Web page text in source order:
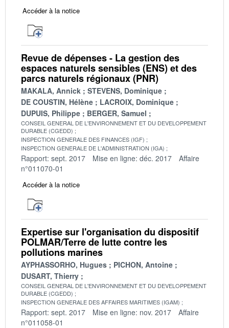
Accéder à la notice
Revue de dépenses - La gestion des
espaces naturels sensibles (ENS) et des
parcs naturels régionaux (PNR)
MAKALA, Annick
STEVENS, Dominique
DE COUSTIN, Hélène
LACROIX, Dominique
DUPUIS, Philippe
BERGER, Samuel
CONSEIL GENERAL DE L'ENVIRONNEMENT ET DU DEVELOPPEMENT
DURABLE (CGEDD)
INSPECTION GENERALE DES FINANCES (IGF)
INSPECTION GENERALE DE L'ADMINISTRATION (IGA)
Rapport: sept. 2017 Mise en ligne: déc. 2017
Affaire
n°011070-01
Accéder à la notice
Expertise sur l'organisation du dispositif
POLMAR/Terre de lutte contre les
pollutions marines
AYPHASSORHO, Hugues
PICHON, Antoine
DUSART, Thierry
CONSEIL GENERAL DE L'ENVIRONNEMENT ET DU DEVELOPPEMENT
DURABLE (CGEDD)
INSPECTION GENERALE DES AFFAIRES MARITIMES (IGAM)
Rapport: sept. 2017 Mise en ligne: nov. 2017
Affaire
n°011058-01